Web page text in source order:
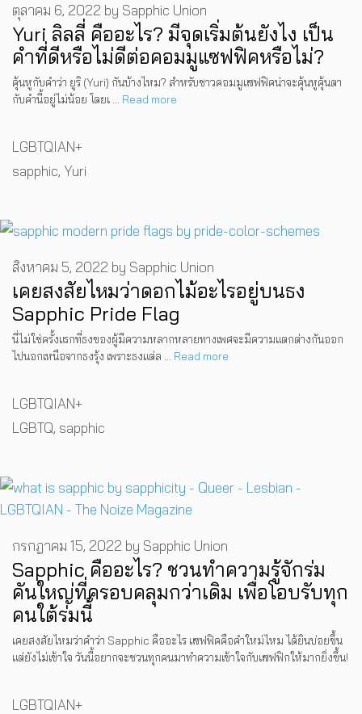
Yuri ลิลลี่ คืออะไร? มีจุดเริ่มต้นยังไง เป็น
คำที่ดีหรือไม่ดีต่อคอมมูแซฟฟิคหรือไม่?
ตุลาคม 6, 2022 by Sapphic Union
คุ้นหูกับคำว่า ยูริ (Yuri) กันบ้างไหม? สำหรับชาวคอมมูแซฟฟิคน่าจะคุ้นหูคุ้นตา
กับคำนี้อยู่ไม่น้อย โดยเ … Read more
Categories
LGBTQIAN+
Tags
sapphic, Yuri
เคยสงสัยไหมว่าดอกไม้อะไรอยู่บนธง
Sapphic Pride Flag
สิงหาคม 5, 2022 by Sapphic Union
นี่ไม่ใช่ครั้งแรกที่ธงของผู้มีความหลากหลายทางเพศจะมีความแตกต่างกันออก
ไปนอกเหนือจากธงรุ้ง เพราะธงแต่ล … Read more
Categories
LGBTQIAN+
Tags
LGBTQ, sapphic
Sapphic คืออะไร? ชวนทำความรู้จักร่ม
คันใหญ่ที่ครอบคลุมกว่าเดิม เพื่อโอบรับทุก
คนใต้ร่มนี้
กรกฎาคม 15, 2022 by Sapphic Union
เคยสงสัยไหมว่าคำว่า Sapphic คืออะไร แซฟฟิคคือคำใหม่ไหม ได้ยินบ่อยขึ้น
แต่ยังไม่เข้าใจ วันนี้อยากจะชวนทุกคนมาทำความเข้าใจกับแซฟฟิกให้มากยิ่งขึ้น!
Categories
LGBTQIAN+